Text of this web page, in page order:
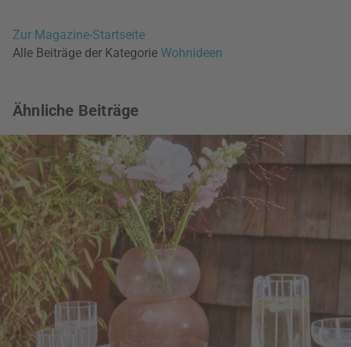
Zur Magazine-Startseite
Alle Beiträge der Kategorie Wohnideen
Ähnliche Beiträge